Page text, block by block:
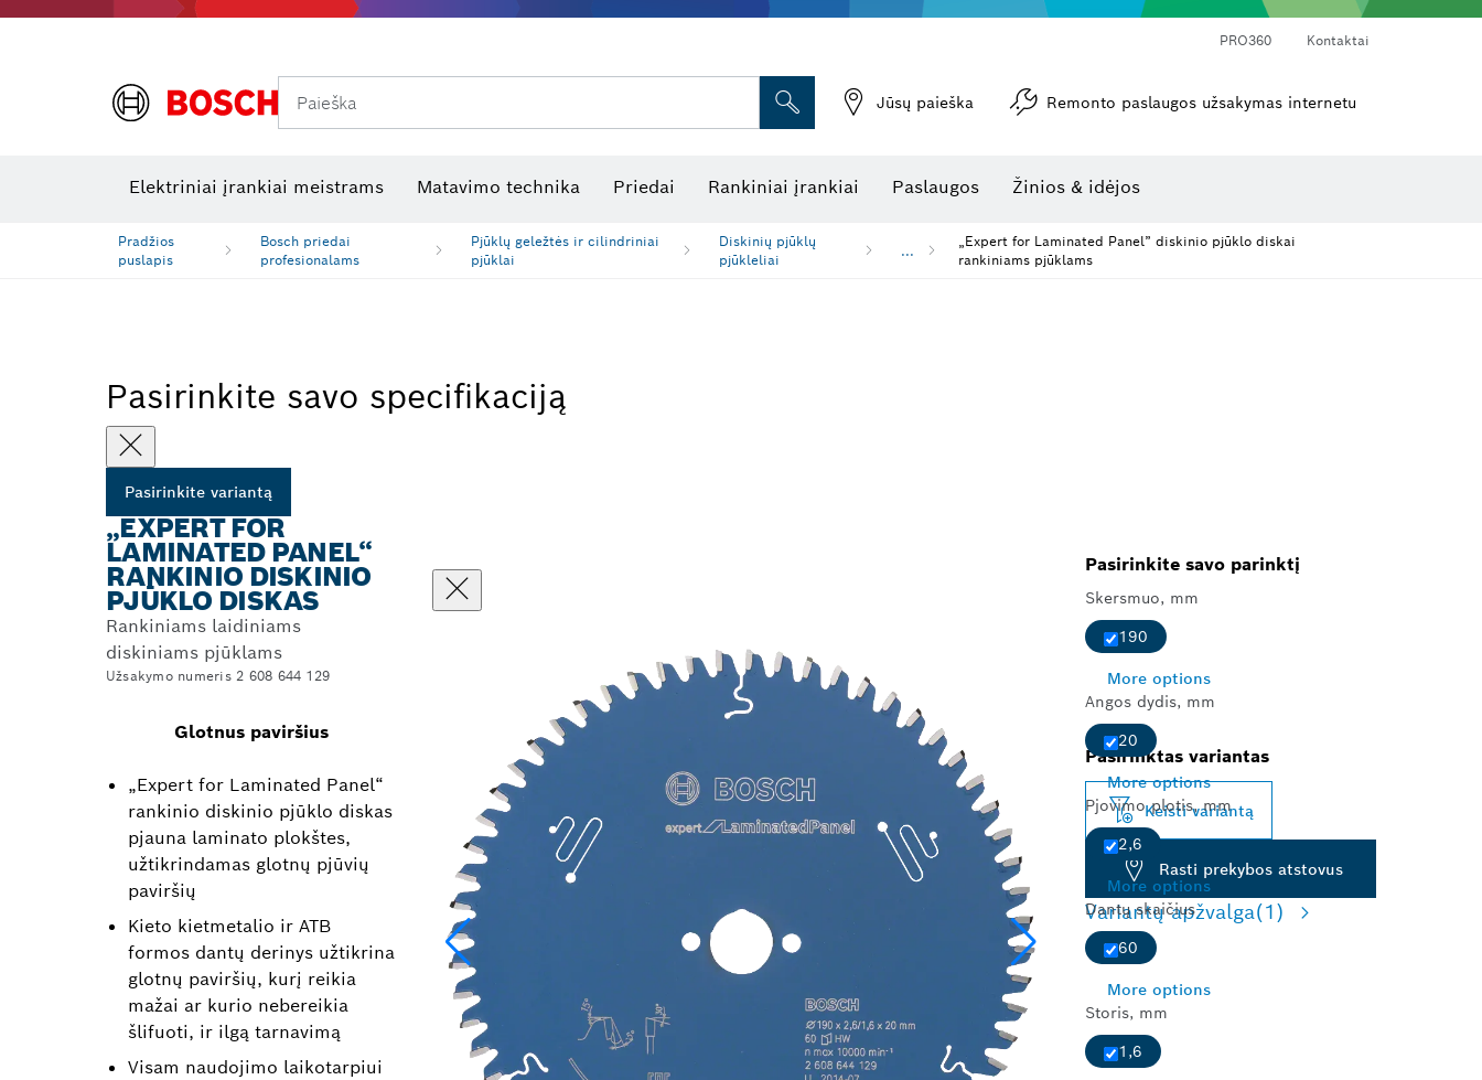
PRO360 Kontaktai
Paieška Jūsų paieška Remonto paslaugos užsakymas internetu
Elektriniai įrankiai meistrams Matavimo technika Priedai Rankiniai įrankiai Paslaugos Žinios & idėjos
Pradžios
puslapis
Bosch priedai
profesionalams
Pjūklų geležtės ir cilindriniai
pjūklai
Diskinių pjūklų
pjūkleliai
...
„Expert for Laminated Panel” diskinio pjūklo diskai
rankiniams pjūklams
Pasirinkite savo specifikaciją
Pasirinkite variantą
„EXPERT FOR
LAMINATED PANEL“
RANKINIO DISKINIO
PJŪKLO DISKAS
Rankiniams laidiniams
diskiniams pjūklams
Užsakymo numeris 2 608 644 129
Glotnus paviršius
„Expert for Laminated Panel“
rankinio diskinio pjūklo diskas
pjauna laminato plokštes,
užtikrindamas glotnų pjūvių
paviršių
Kieto kietmetalio ir ATB
formos dantų derinys užtikrina
glotnų paviršių, kurį reikia
mažai ar kurio nebereikia
šlifuoti, ir ilgą tarnavimą
Visam naudojimo laikotarpiui
Pasirinkite savo parinktį
Skersmuo, mm
190
More options
Angos dydis, mm
20
More options
Pjovimo plotis, mm
2,6
More options
Dantų skaičius
60
More options
Storis, mm
1,6
Pasirinktas variantas
Keisti variantą
Rasti prekybos atstovus
Variantų apžvalga(1)